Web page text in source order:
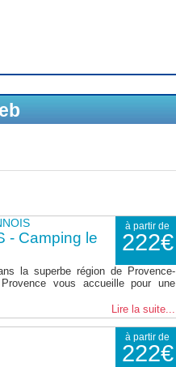
à partir de
222€
- Camping le
la superbe région de Provence-
vous accueille pour une
Lire la suite...
à partir de
222€